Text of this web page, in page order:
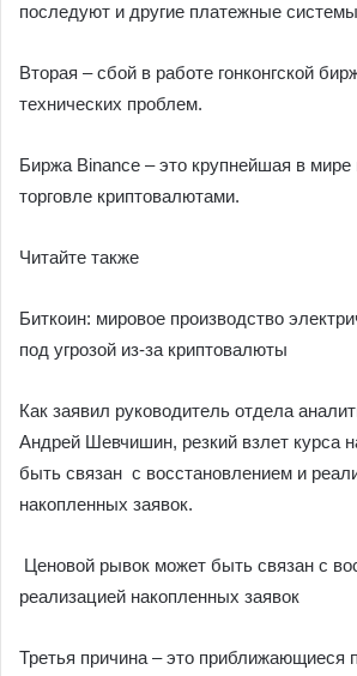
последуют и другие платежные системы
Вторая – сбой в работе гонконгской
технических проблем.
Биржа Binance – это крупнейшая в
торговле криптовалютами.
Читайте также
Биткоин: мировое производство
под угрозой из-за криптовалюты
Как заявил руководитель отдела
Андрей Шевчишин, резкий взлет курса
быть связан с восстановлением и
накопленных заявок.
Ценовой рывок может быть связан с
реализацией накопленных заявок
Третья причина – это приближающиеся